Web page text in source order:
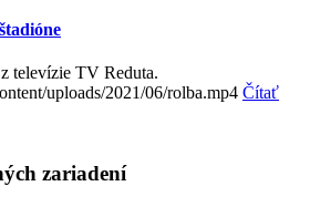
televízie TV Reduta.
uploads/2021/06/rolba.mp4 Čítať
zariadení